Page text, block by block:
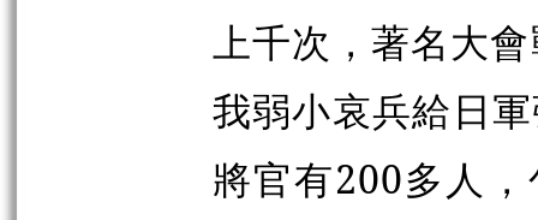
上千次，著名大
我弱小哀兵給日
將官有200多人